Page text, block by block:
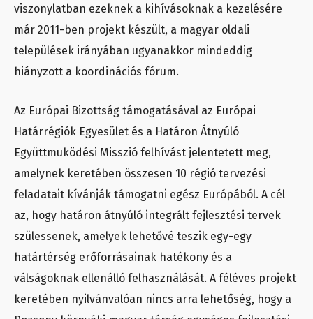
viszonylatban ezeknek a kihívásoknak a kezelésére
már 2011-ben projekt készült, a magyar oldali
települések irányában ugyanakkor mindeddig
hiányzott a koordinációs fórum.
Az Európai Bizottság támogatásával az Európai
Határrégiók Egyesület és a Határon Átnyúló
Együttmuködési Misszió felhívást jelentetett meg,
amelynek keretében összesen 10 régió tervezési
feladatait kívánják támogatni egész Európából. A cél
az, hogy határon átnyúló integrált fejlesztési tervek
szülessenek, amelyek lehetővé teszik egy-egy
határtérség erőforrásainak hatékony és a
válságoknak ellenálló felhasználását. A féléves projekt
keretében nyilvánvalóan nincs arra lehetőség, hogy a